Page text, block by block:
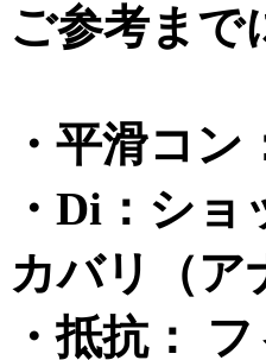
ご参考まで
・平滑コ
・Di：シ
カバリ（ア
・抵抗：